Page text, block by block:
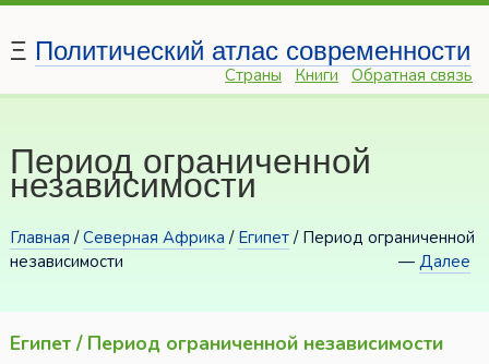
Ξ Политический атлас современности
Страны Книги Обратная связь
Период ограниченной
независимости
Главная /Северная Африка / Египет/ Период ограниченной
независимости
—Далее
Египет / Период ограниченной независимости